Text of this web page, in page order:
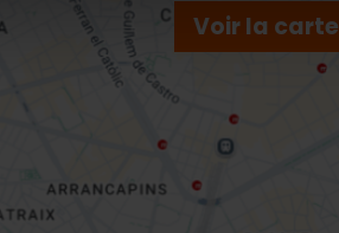
Voir la carte